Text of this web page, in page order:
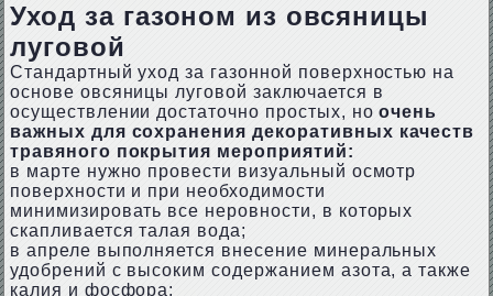
Уход за газоном из овсяницы
луговой
Стандартный уход за газонной поверхностью на
основе овсяницы луговой заключается в
осуществлении достаточно простых, но очень
важных для сохранения декоративных качеств
травяного покрытия мероприятий:
в марте нужно провести визуальный осмотр
поверхности и при необходимости
минимизировать все неровности, в которых
скапливается талая вода;
в апреле выполняется внесение минеральных
удобрений с высоким содержанием азота, а также
калия и фосфора;